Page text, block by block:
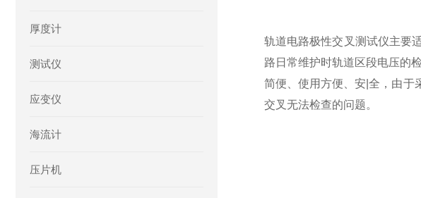
厚度计
测试仪
应变仪
海流计
压片机
轨道电路极性交叉测试仪主要
路日常维护时轨道区段电压的
简便、使用方便、安|全，由于
交叉无法检查的问题。